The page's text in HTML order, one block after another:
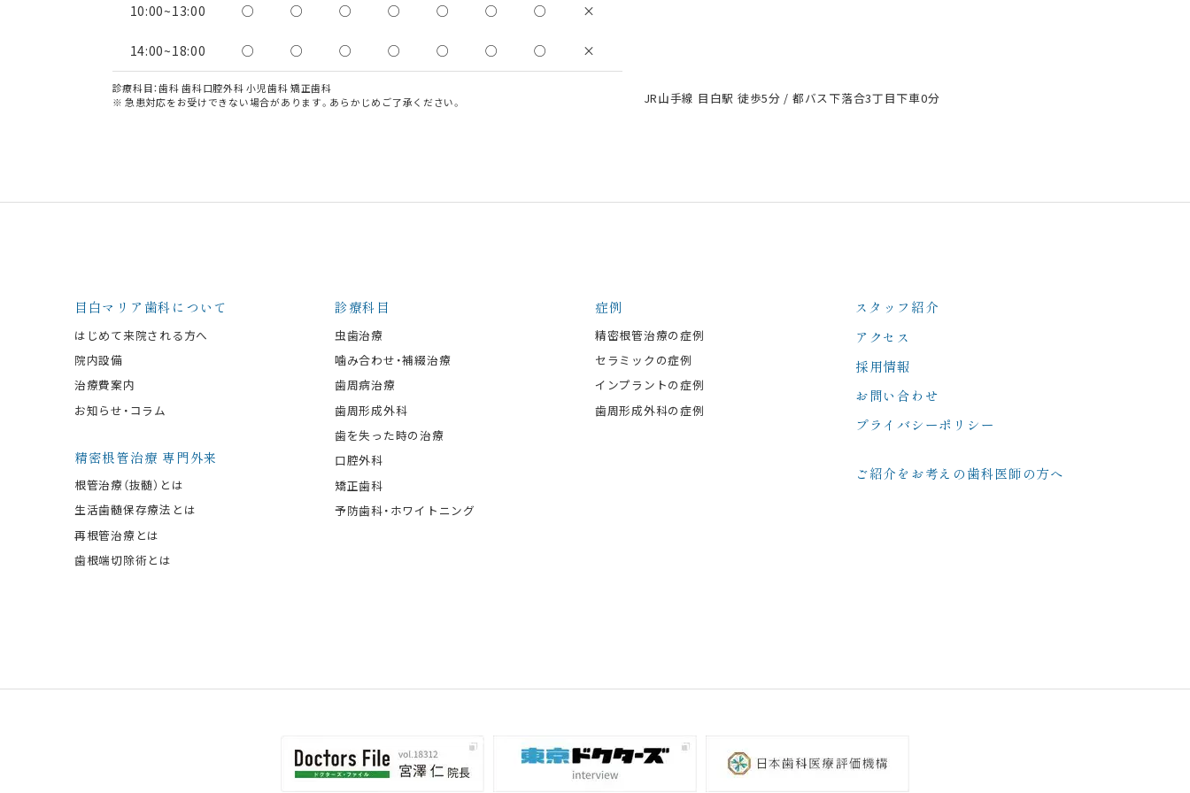
10:00~13:00 ○ ○ ○ ○ ○ ○ ○ ×
14:00~18:00 ○ ○ ○ ○ ○ ○ ○ ×
診療科目：歯科 歯科口腔外科 小児歯科 矯正歯科
※ 急患対応をお受けできない場合があります。あらかじめご了承ください。
JR山手線 目白駅 徒歩5分 / 都バス下落合3丁目下車0分
目白マリア歯科について
はじめて来院される方へ
院内設備
治療費案内
お知らせ・コラム
精密根管治療 専門外来
根管治療（抜髄）とは
生活歯髄保存療法とは
再根管治療とは
歯根端切除術とは
診療科目
虫歯治療
噛み合わせ・補綴治療
歯周病治療
歯周形成外科
歯を失った時の治療
口腔外科
矯正歯科
予防歯科・ホワイトニング
症例
精密根管治療の症例
セラミックの症例
インプラントの症例
歯周形成外科の症例
スタッフ紹介
アクセス
採用情報
お問い合わせ
プライバシーポリシー
ご紹介をお考えの歯科医師の方へ